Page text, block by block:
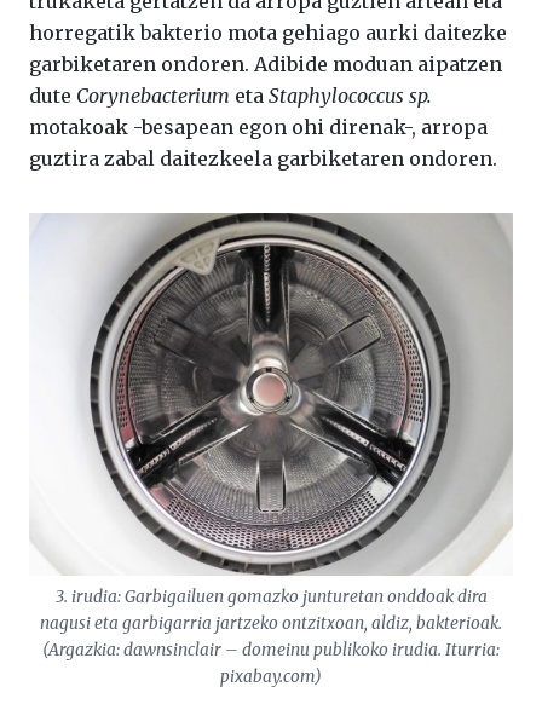
horregatik bakterio mota gehiago aurki daitezke
garbiketaren ondoren. Adibide moduan aipatzen
dute Corynebacterium eta Staphylococcus sp.
motakoak -besapean egon ohi direnak-, arropa
guztira zabal daitezkeela garbiketaren ondoren.
3. irudia: Garbigailuen gomazko junturetan onddoak dira
nagusi eta garbigarria jartzeko ontzitxoan, aldiz, bakterioak.
(Argazkia: dawnsinclair – domeinu publikoko irudia. Iturria:
pixabay.com)